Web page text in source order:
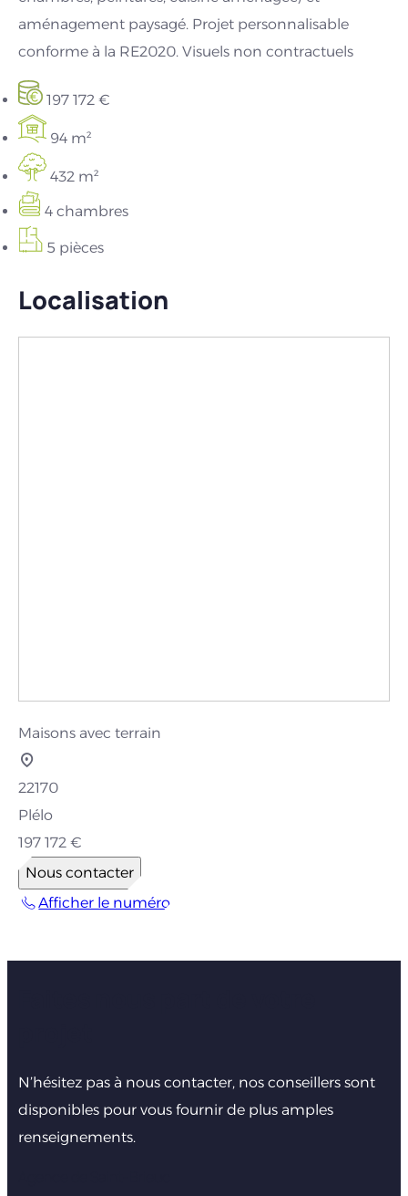
aménagement paysagé. Projet personnalisable
conforme à la RE2020. Visuels non contractuels
197 172 €
94 m²
432 m²
4 chambres
5 pièces
Localisation
Maisons avec terrain
22170
Plélo
197 172 €
Nous contacter
Afficher le numéro
N’hésitez pas à nous contacter, nos conseillers sont
disponibles pour vous fournir de plus amples
renseignements.